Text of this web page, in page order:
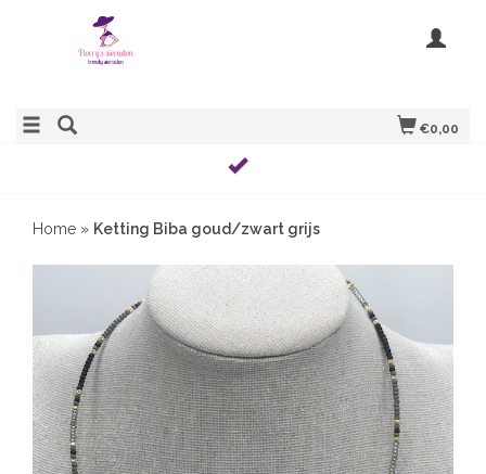
€0,00
Home » Ketting Biba goud/zwart grijs